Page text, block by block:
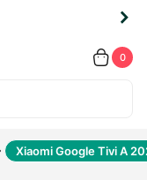
0
Xiaomi Google Tivi A